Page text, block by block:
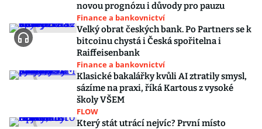
novou prognózu i důvody pro pauzu
Finance a bankovnictví
Velký obrat českých bank. Po Partners se k
bitcoinu chystá i Česká spořitelna i
Raiffeisenbank
Finance a bankovnictví
Klasické bakalářky kvůli AI ztratily smysl,
sázíme na praxi, říká Kartous z vysoké
školy VŠEM
FLOW
Který stát utrácí nejvíc? První místo